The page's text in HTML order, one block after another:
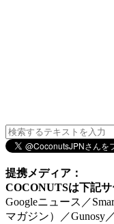
提携メディア：
COCONUTSは下記サ
Googleニュース／
マガジン）／Gunosy